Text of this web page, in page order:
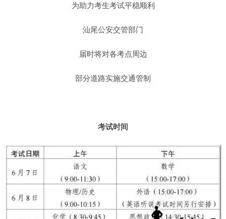
为助力考生考试平稳顺利
汕尾公安交管部门
届时将对各考点周边
部分道路实施交通管制
考试时间